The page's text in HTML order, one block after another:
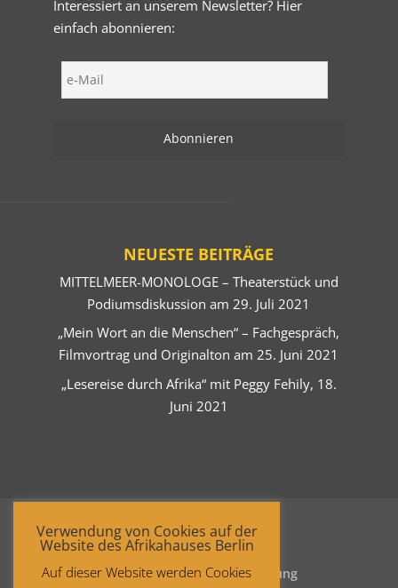
Interessiert an unserem Newsletter? Hier
einfach abonnieren:
NEUESTE BEITRÄGE
MITTELMEER-MONOLOGE – Theaterstück und
Podiumsdiskussion am 29. Juli 2021
„Mein Wort an die Menschen“ – Fachgespräch,
Filmvortrag und Originalton am 25. Juni 2021
„Lesereise durch Afrika“ mit Peggy Fehily, 18.
Juni 2021
Startseite
Datenschutzerklärung
Verwendung von Cookies auf der
Website des Afrikahauses Berlin
Auf dieser Website werden Cookies